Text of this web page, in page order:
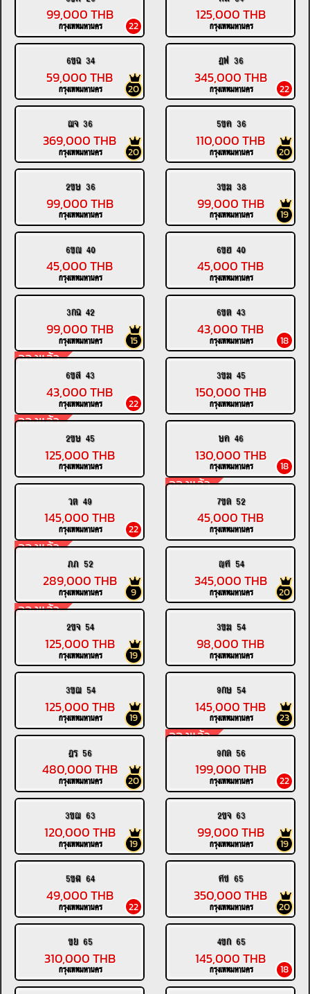
22
99,000 THB
กรุงเทพมหานคร
125,000 THB
กรุงเทพมหานคร
6ขฉ 34
20
59,000 THB
กรุงเทพมหานคร
ฎฟ 36
22
345,000 THB
กรุงเทพมหานคร
ฌจ 36
20
369,000 THB
กรุงเทพมหานคร
5ขค 36
20
110,000 THB
กรุงเทพมหานคร
2ขษ 36
99,000 THB
กรุงเทพมหานคร
3ขฆ 38
19
99,000 THB
กรุงเทพมหานคร
6ขณ 40
45,000 THB
กรุงเทพมหานคร
6ขฮ 40
45,000 THB
กรุงเทพมหานคร
3กฉ 42
จองแล้ว
15
99,000 THB
กรุงเทพมหานคร
6ขต 43
18
43,000 THB
กรุงเทพมหานคร
6ขส 43
จองแล้ว
22
43,000 THB
กรุงเทพมหานคร
3ขฆ 45
150,000 THB
กรุงเทพมหานคร
2ขษ 45
125,000 THB
กรุงเทพมหานคร
ษค 46
จองแล้ว
18
130,000 THB
กรุงเทพมหานคร
วต 49
จองแล้ว
22
145,000 THB
กรุงเทพมหานคร
7ขด 52
45,000 THB
กรุงเทพมหานคร
ภภ 52
จองแล้ว
9
289,000 THB
กรุงเทพมหานคร
ญศ 54
20
345,000 THB
กรุงเทพมหานคร
2ขจ 54
19
125,000 THB
กรุงเทพมหานคร
3ขฆ 54
98,000 THB
กรุงเทพมหานคร
3ขฌ 54
19
125,000 THB
กรุงเทพมหานคร
9กษ 54
จองแล้ว
23
145,000 THB
กรุงเทพมหานคร
ฎร 56
20
480,000 THB
กรุงเทพมหานคร
9กด 56
22
199,000 THB
กรุงเทพมหานคร
3ขฌ 63
19
120,000 THB
กรุงเทพมหานคร
2ขจ 63
19
99,000 THB
กรุงเทพมหานคร
5ขฬ 64
22
49,000 THB
กรุงเทพมหานคร
ศช 65
20
350,000 THB
กรุงเทพมหานคร
ขย 65
310,000 THB
กรุงเทพมหานคร
4ขก 65
18
145,000 THB
กรุงเทพมหานคร